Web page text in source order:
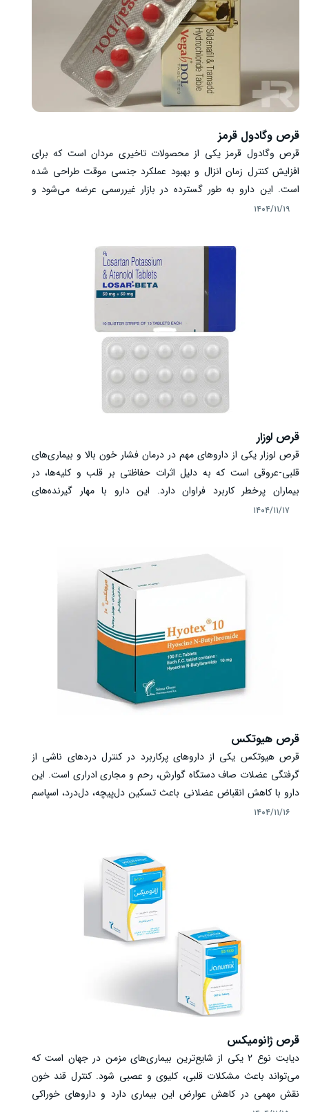
قرص وگادول قرمز
قرص وگادول قرمز یکی از محصولات تاخیری مردان است که برای
افزایش کنترل زمان انزال و بهبود عملکرد جنسی موقت طراحی شده
است. این دارو به طور گسترده در بازار غیررسمی عرضه می‌شود و
ترکیبات آن شامل موادی مانند سیلدنافیل و ترامادول به صورت غیررسمی
خودسرانه می‌تواند با عوارض جسمی و عصبی جدی همراه باشد. در
این مقاله، به بررسی موارد مصرف، مکانیسم اثر، عوارض، تداخلات
دارویی و نکات ایمنی قرص وگادول قرمز پرداخته شده و هشدارهای
مهم برای مصرف‌کنندگان بیان می‌شود.
۱۴۰۴/۱۱/۱۹
قرص لوزار
قرص لوزار یکی از داروهای مهم در درمان فشار خون بالا و بیماری‌های
قلبی-عروقی است که به دلیل اثرات حفاظتی بر قلب و کلیه‌ها، در
بیماران پرخطر کاربرد فراوان دارد. این دارو با مهار گیرنده‌های
عوارض احتمالی است. در این مقاله، به بررسی موارد مصرف، مکانیسم
اثر، دوز، عوارض و نکات احتیاطی این داروی حیاتی پرداخته‌ایم.
۱۴۰۴/۱۱/۱۷
قرص هیوتکس
قرص هیوتکس یکی از داروهای پرکاربرد در کنترل دردهای ناشی از
گرفتگی عضلات صاف دستگاه گوارش، رحم و مجاری ادراری است. این
دارو با کاهش انقباض عضلانی باعث تسکین دل‌پیچه، دل‌درد، اسپاسم
قاعدگی و کولیک‌های روده‌ای می‌شود. مصرف هیوتکس باید تحت نظر
مکانیسم اثر، عوارض و نکات ایمنی هیوتکس پرداخته‌ایم.
۱۴۰۴/۱۱/۱۶
قرص ژانومیکس
دیابت نوع ۲ یکی از شایع‌ترین بیماری‌های مزمن در جهان است که
می‌تواند باعث مشکلات قلبی، کلیوی و عصبی شود. کنترل قند خون
نقش مهمی در کاهش عوارض این بیماری دارد و داروهای خوراکی